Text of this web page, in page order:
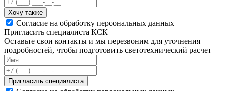
Хочу также
Согласие на обработку персональных данных
Пригласить специалиста КСК
Оставьте свои контакты и мы перезвоним для уточнения
подробностей, чтобы подготовить светотехнический расчет
Пригласить специалиста